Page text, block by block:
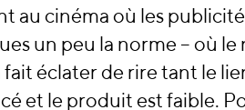
au cinéma où les
un peu la norme – où le
fait éclater de rire tant le
et le produit est faible.